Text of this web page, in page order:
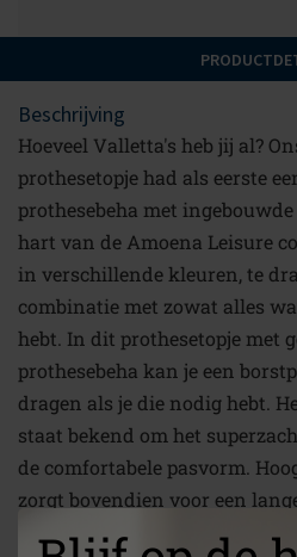
Beschrijving
Hoeveel Valletta's heb jij al?
prothesetopje had als eerste
prothesebeha met
hart van de Amoena Leisure
in verschillende kleuren, te
combinatie met zowat alles
hebt. In dit prothesetopje met
prothesebeha kan je een
dragen als je die nodig hebt.
staat bekend om het
de comfortabele pasvorm.
zorgt bovendien voor een
Maten